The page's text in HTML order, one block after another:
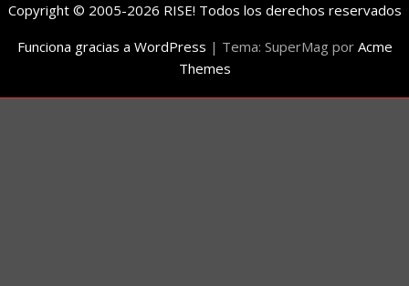
Copyright © 2005-2026 RISE! Todos los derechos reservados
Funciona gracias a WordPress | Tema: SuperMag por Acme
Themes